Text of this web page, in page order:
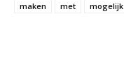
maken
met mogelijk